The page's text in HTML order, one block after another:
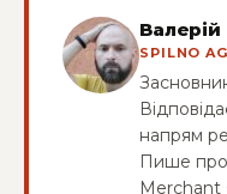
SPILNO
напрям
Пише про
Merchant